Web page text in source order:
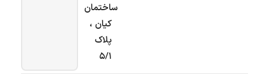
ساختمان
کیان ،
پلاک
۵/۱